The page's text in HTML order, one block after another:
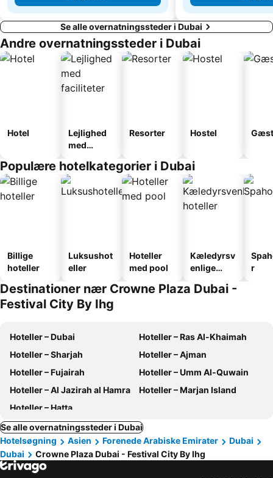
Se alle overnatningssteder i Dubai
Andre overnatningssteder i Dubai
Hotel
Lejlighed
med
Resorter Hostel
Populære hotelkategorier i Dubai
Billige
hoteller
Luksushot
eller
Hoteller
med pool
Kæledyrsv
enlige
r
Destinationer nær Crowne Plaza Dubai -
Festival City By Ihg
Hoteller – Dubai
Hoteller – Ras Al-Khaimah
Hoteller – Sharjah
Hoteller – Ajman
Hoteller – Fujairah
Hoteller – Umm Al-Quwain
Hoteller – Al Jazirah al Hamra
Hoteller – Marjan Island
Hoteller – Hatta
Se alle overnatningssteder i Dubai
Hotelsøgning
Asien Forenede Arabiske Emirater
Dubai
Dubai
Crowne Plaza Dubai - Festival City By Ihg